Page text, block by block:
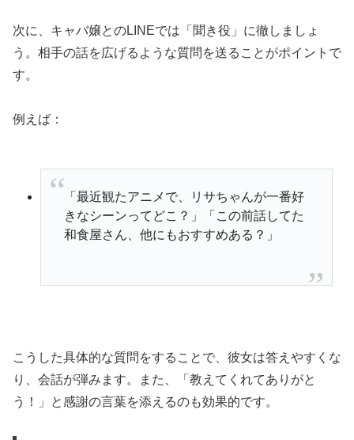
次に、キャバ嬢とのLINEでは「聞き役」に徹しましょ
う。相手の話を広げるような質問を送ることがポイントで
す。
例えば：
「最近観たアニメで、リサちゃんが一番好
きなシーンってどこ？」「この前話してた
和食屋さん、他にもおすすめある？」
こうした具体的な質問をすることで、彼女は答えやすくな
り、会話が弾みます。また、「教えてくれてありがと
う！」と感謝の言葉を添えるのも効果的です。